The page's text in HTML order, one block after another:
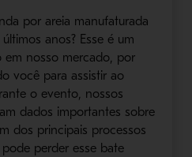
por areia manufaturada
anos? Esse é um
em nosso mercado, por
você para assistir ao
o evento, nossos
dados importantes sobre
dos principais processos
perder esse bate